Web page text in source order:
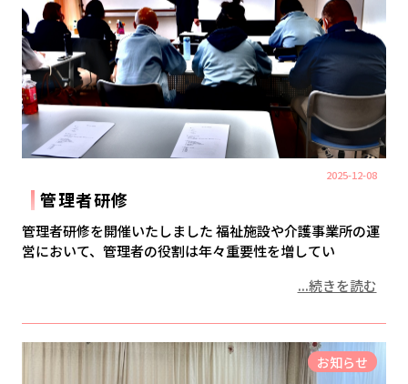
2025-12-08
管理者研修
管理者研修を開催いたしました 福祉施設や介護事業所の運
営において、管理者の役割は年々重要性を増してい
...続きを読む
お知らせ